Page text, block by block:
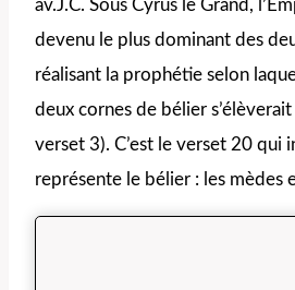
av.J.C. Sous Cyrus le Grand,
devenu le plus dominant des
réalisant la prophétie selon
deux cornes de bélier
verset 3). C’est le verset 20 qui
représente le bélier : les mèdes